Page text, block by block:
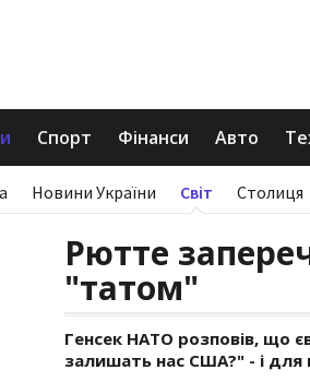
Спорт Фінанси Авто
Новини України Світ Столиця
Рютте
"татом"
Генсек НАТО розповів, що
залишать нас США?" - і для